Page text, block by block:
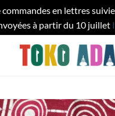
commandes en lettres
à partir du 10 juillet